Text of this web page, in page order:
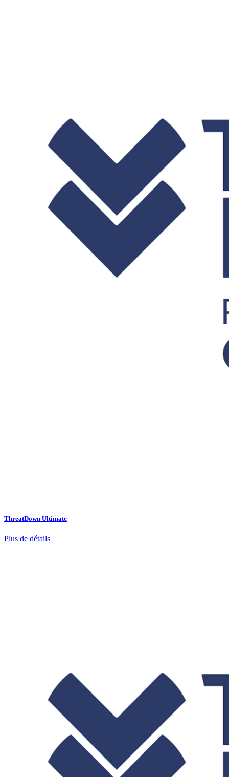
ThreatDown Ultimate
Plus de détails